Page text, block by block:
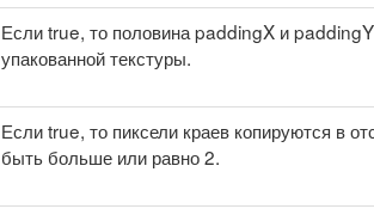
Если true, то половина paddingX и paddingY
упакованной текстуры.
Если true, то пиксели краев копируются в
быть больше или равно 2.